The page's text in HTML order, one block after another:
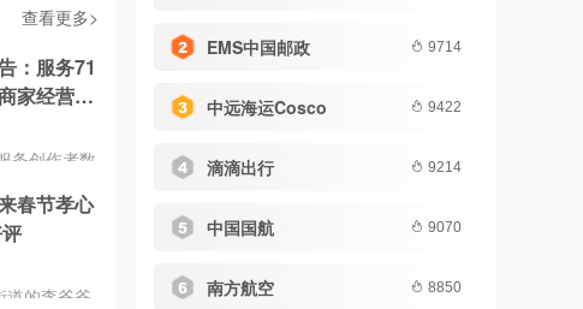
查看更多>
：服务71
家经营提
务创作者数
关内容生态
量和线下
春节孝心
的李爷爷,
EMS中国邮政 9714
中远海运Cosco 9422
滴滴出行 9214
中国国航 9070
南方航空 8850